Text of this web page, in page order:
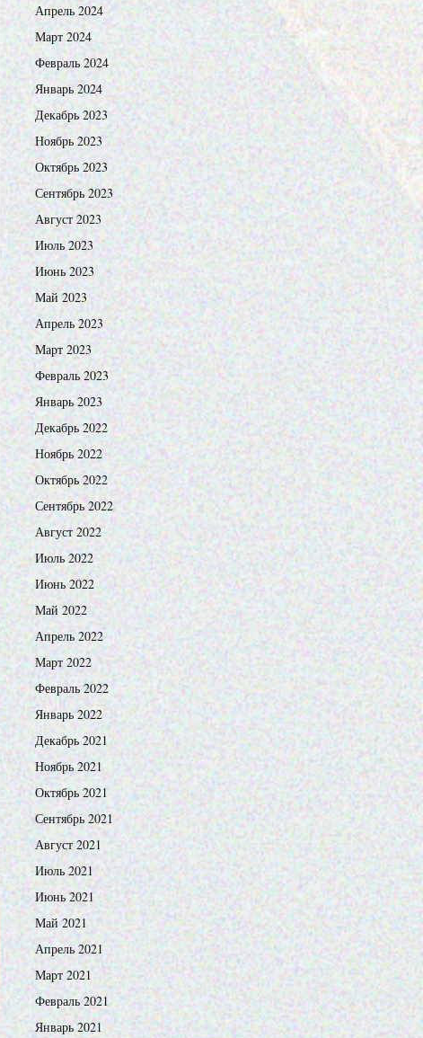
Апрель 2024
Март 2024
Февраль 2024
Январь 2024
Декабрь 2023
Ноябрь 2023
Октябрь 2023
Сентябрь 2023
Август 2023
Июль 2023
Июнь 2023
Май 2023
Апрель 2023
Март 2023
Февраль 2023
Январь 2023
Декабрь 2022
Ноябрь 2022
Октябрь 2022
Сентябрь 2022
Август 2022
Июль 2022
Июнь 2022
Май 2022
Апрель 2022
Март 2022
Февраль 2022
Январь 2022
Декабрь 2021
Ноябрь 2021
Октябрь 2021
Сентябрь 2021
Август 2021
Июль 2021
Июнь 2021
Май 2021
Апрель 2021
Март 2021
Февраль 2021
Январь 2021